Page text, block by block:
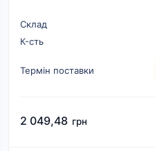
Склад
К-cть
Термін поставки
2 049,48 грн